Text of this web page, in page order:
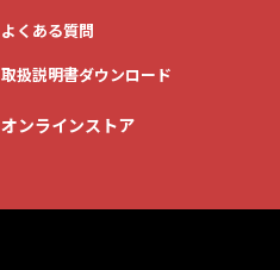
よくある質問
取扱説明書ダウンロード
オンラインストア